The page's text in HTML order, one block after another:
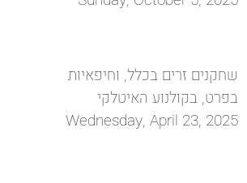
שחקנים זרים בכלל, וחיפאיות
בפרט, בקולנוע האיטלקי
Wednesday, April 23, 2025